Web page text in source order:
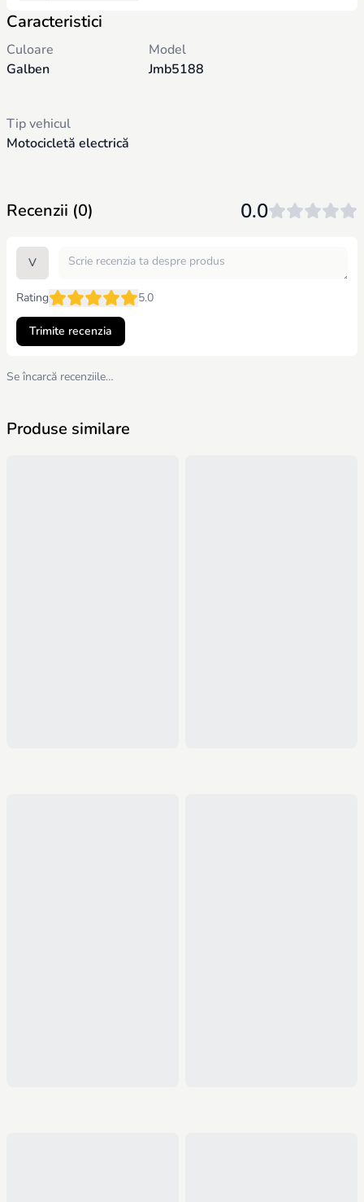
Viteză adaptată vârstei copilului pentru siguranță maximă
Este un produs care combinădistracția, siguranța și
dezvoltarea abilităților motorii, transformând fiecare plimbare
Caracteristici
Culoare
Galben
Model
Jmb5188
Tip vehicul
Motocicletă electrică
Recenzii (0) 0.0
V
Rating 5.0
Trimite recenzia
Se încarcă recenziile…
Produse similare